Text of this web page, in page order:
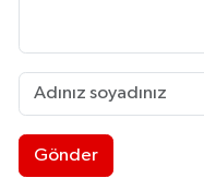
Gönder